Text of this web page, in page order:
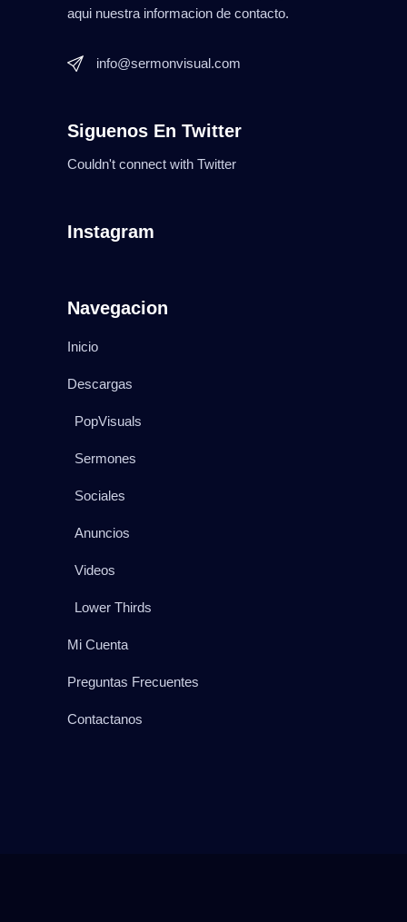
aqui nuestra informacion de contacto.
info@sermonvisual.com
Siguenos En Twitter
Couldn't connect with Twitter
Instagram
Navegacion
Inicio
Descargas
PopVisuals
Sermones
Sociales
Anuncios
Videos
Lower Thirds
Mi Cuenta
Preguntas Frecuentes
Contactanos